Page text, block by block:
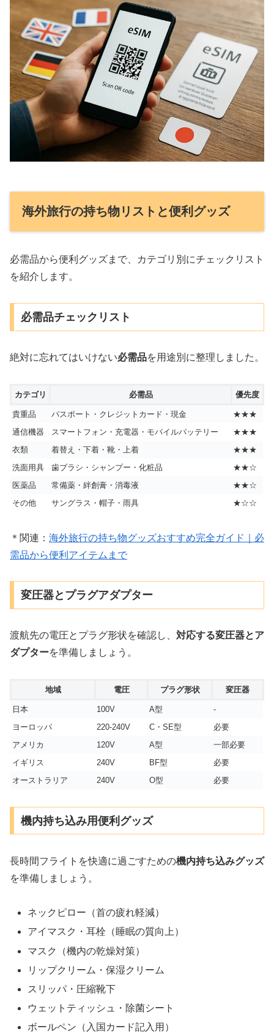
海外旅行の持ち物リストと便利グッズ
必需品から便利グッズまで、カテゴリ別にチェックリスト
を紹介します。
必需品チェックリスト
絶対に忘れてはいけない必需品を用途別に整理しました。
カテゴリ 必需品 優先度
貴重品 パスポート・クレジットカード・現金
★★★
通信機器
スマートフォン・充電器・モバイルバッテリー
★★★
衣類
着替え・下着・靴・上着
★★★
洗面用具
歯ブラシ・シャンプー・化粧品
★★☆
医薬品
常備薬・絆創膏・消毒液
★★☆
その他
サングラス・帽子・雨具 ★☆☆
＊関連： 海外旅行の持ち物グッズおすすめ完全ガイド｜必
需品から便利アイテムまで
変圧器とプラグアダプター
渡航先の電圧とプラグ形状を確認し、 対応する変圧器とア
ダプターを準備しましょう。
地域 電圧 プラグ形状 変圧器
日本 100V A型
-
ヨーロッパ
220-240V C・SE型
必要
アメリカ
120V A型
一部必要
イギリス
240V BF型
必要
オーストラリア
240V O型 必要
機内持ち込み用便利グッズ
長時間フライトを快適に過ごすための機内持ち込みグッズ
を準備しましょう。
ネックピロー（首の疲れ軽減）
アイマスク・耳栓（睡眠の質向上）
マスク（機内の乾燥対策）
リップクリーム・保湿クリーム
スリッパ・圧縮靴下
ウェットティッシュ・除菌シート
ボールペン（入国カード記入用）